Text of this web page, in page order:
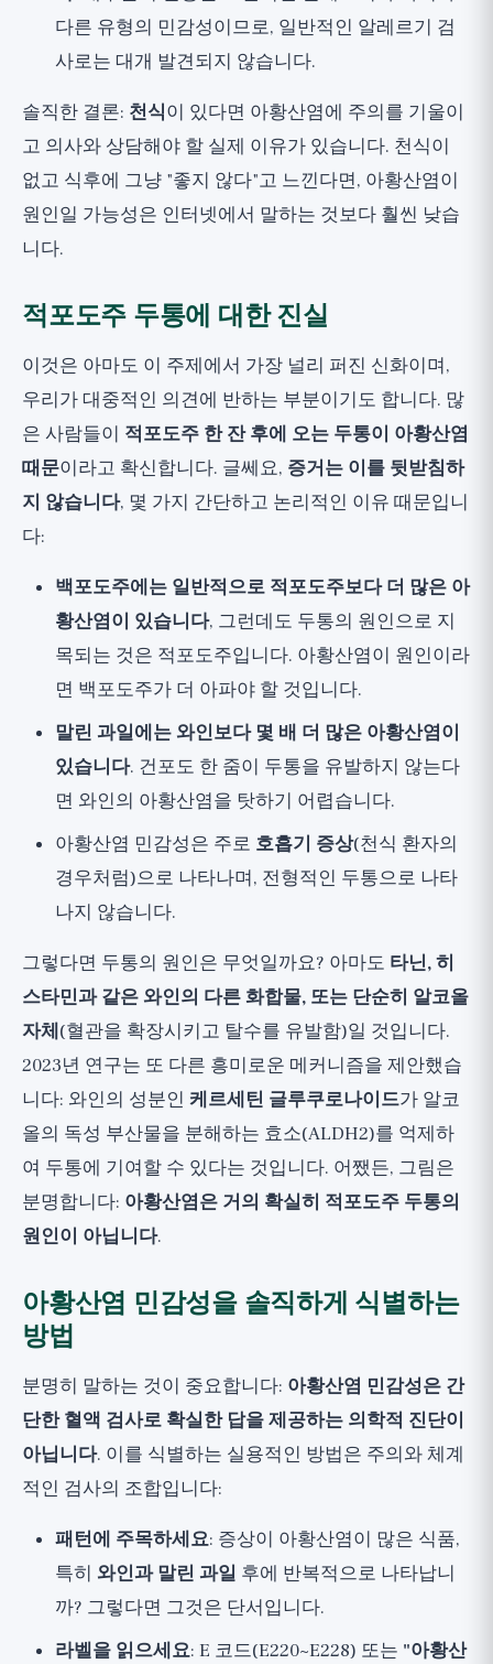
다른 유형의 민감성이므로, 일반적인 알레르기 검
사로는 대개 발견되지 않습니다.
솔직한 결론: 천식이 있다면 아황산염에 주의를 기울이
고 의사와 상담해야 할 실제 이유가 있습니다. 천식이
없고 식후에 그냥 "좋지 않다"고 느낀다면, 아황산염이
원인일 가능성은 인터넷에서 말하는 것보다 훨씬 낮습
니다.
적포도주 두통에 대한 진실
이것은 아마도 이 주제에서 가장 널리 퍼진 신화이며,
우리가 대중적인 의견에 반하는 부분이기도 합니다. 많
은 사람들이 적포도주 한 잔 후에 오는 두통이 아황산염
때문이라고 확신합니다. 글쎄요, 증거는 이를 뒷받침하
지 않습니다, 몇 가지 간단하고 논리적인 이유 때문입니
다:
백포도주에는 일반적으로 적포도주보다 더 많은 아
황산염이 있습니다, 그런데도 두통의 원인으로 지
목되는 것은 적포도주입니다. 아황산염이 원인이라
면 백포도주가 더 아파야 할 것입니다.
말린 과일에는 와인보다 몇 배 더 많은 아황산염이
있습니다. 건포도 한 줌이 두통을 유발하지 않는다
면 와인의 아황산염을 탓하기 어렵습니다.
아황산염 민감성은 주로 호흡기 증상(천식 환자의
경우처럼)으로 나타나며, 전형적인 두통으로 나타
나지 않습니다.
그렇다면 두통의 원인은 무엇일까요? 아마도 타닌, 히
스타민과 같은 와인의 다른 화합물, 또는 단순히 알코올
자체 (혈관을 확장시키고 탈수를 유발함)일 것입니다.
2023년 연구는 또 다른 흥미로운 메커니즘을 제안했습
니다: 와인의 성분인 케르세틴 글루쿠로나이드가 알코
올의 독성 부산물을 분해하는 효소(ALDH2)를 억제하
여 두통에 기여할 수 있다는 것입니다. 어쨌든, 그림은
분명합니다: 아황산염은 거의 확실히 적포도주 두통의
원인이 아닙니다.
아황산염 민감성을 솔직하게 식별하는
방법
분명히 말하는 것이 중요합니다: 아황산염 민감성은 간
단한 혈액 검사로 확실한 답을 제공하는 의학적 진단이
아닙니다. 이를 식별하는 실용적인 방법은 주의와 체계
적인 검사의 조합입니다:
패턴에 주목하세요: 증상이 아황산염이 많은 식품,
특히 와인과 말린 과일 후에 반복적으로 나타납니
까? 그렇다면 그것은 단서입니다.
라벨을 읽으세요: E 코드(E220~E228) 또는 "아황산